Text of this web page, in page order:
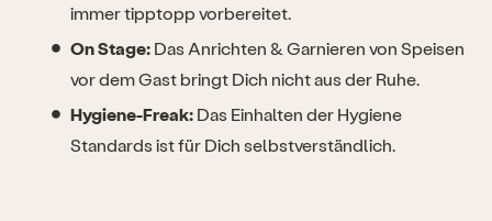
immer tipptopp vorbereitet.
On Stage: Das Anrichten & Garnieren von Speisen
vor dem Gast bringt Dich nicht aus der Ruhe.
Hygiene-Freak: Das Einhalten der Hygiene
Standards ist für Dich selbstverständlich.